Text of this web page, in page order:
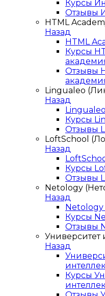
Курсы
Отзывы
HTML
Назад
HTML
Курсы
Отзывы
Lingualeo
Назад
Курсы
Отзывы
LoftSchool
Назад
Курсы
Отзывы
Netology
Назад
Netology
Курсы
Отзывы
Университет
Назад
Курсы